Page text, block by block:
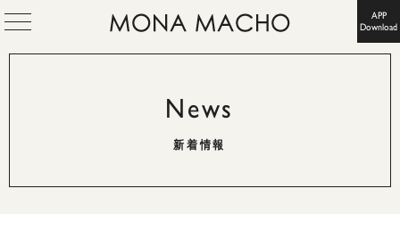
APP
Download
News
新着情報